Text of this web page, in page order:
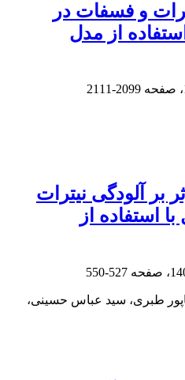
و فسفات در
از مدل
2099-2111
بر آلودگی نیترات
استفاده از
527-550
طبری، سید عباس حسینی،